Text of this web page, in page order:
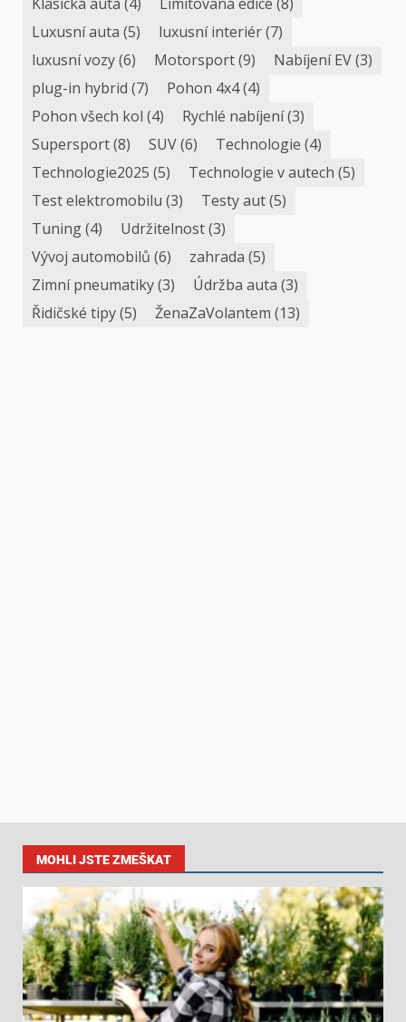
Klasická auta (4) Limitovaná edice (8)
Luxusní auta (5) luxusní interiér(7)
luxusní vozy(6) Motorsport(9) Nabíjení EV(3)
plug-in hybrid (7) Pohon 4x4(4)
Pohon všech kol (4) Rychlé nabíjení(3)
Supersport(8) SUV(6) Technologie (4)
Technologie2025 (5) Technologie v autech (5)
Test elektromobilu (3) Testy aut(5)
Tuning(4) Udržitelnost(3)
Vývoj automobilů (6) zahrada (5)
Zimní pneumatiky(3) Údržba auta (3)
Řidičské tipy(5) ŽenaZaVolantem (13)
MOHLI JSTE ZMEŠKAT